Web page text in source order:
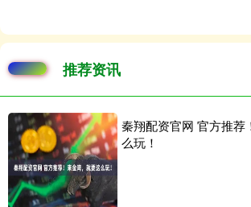
推荐资讯
秦翔配资官网 官方推荐
么玩！